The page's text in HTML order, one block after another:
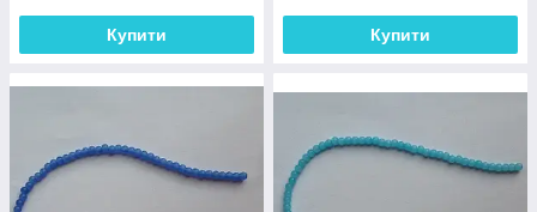
Купити Купити